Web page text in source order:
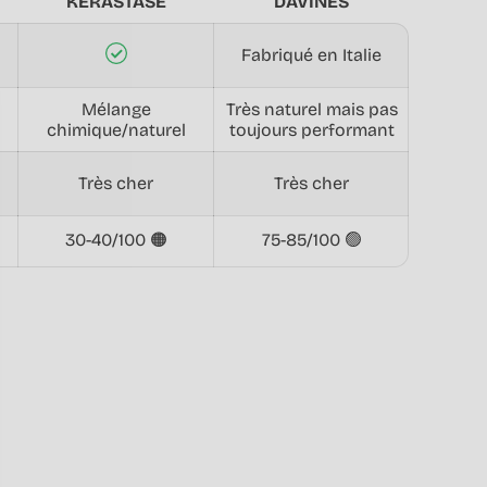
Fabriqué en Italie
Mélange
chimique/naturel
Très naturel mais pas
toujours performant
Très cher Très cher
30-40/100 🟠 75-85/100 🟢